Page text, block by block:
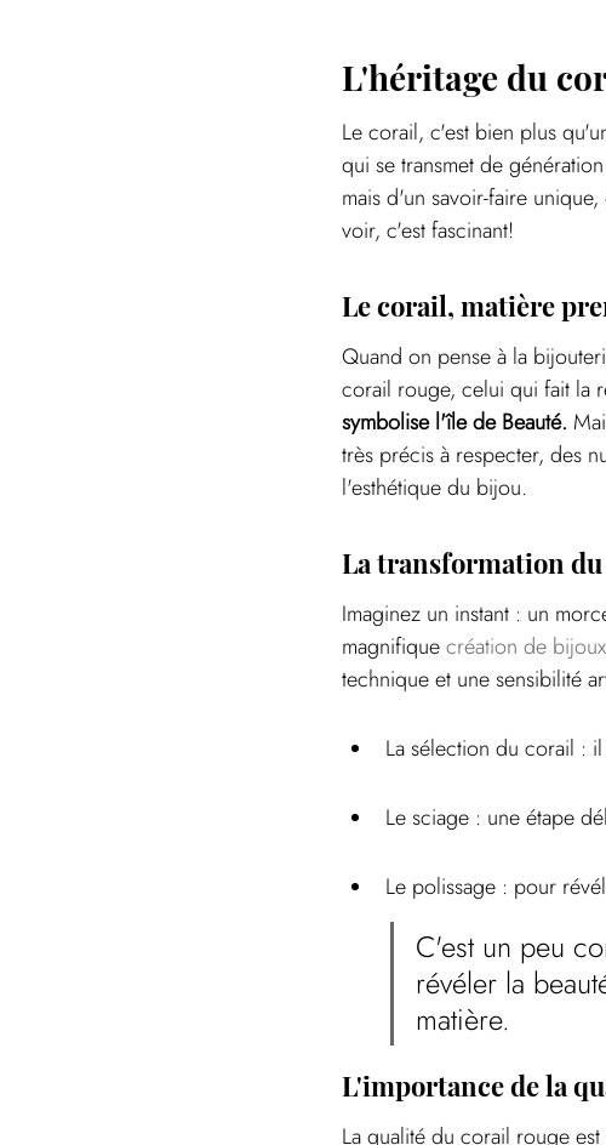
L'héritage du
Le corail, c'est bien plus
qui se transmet de
mais d'un savoir-faire
voir, c'est fascinant!
Le corail, matière
Quand on pense à la
corail rouge, celui qui fait la
symbolise l'île de Beauté.
très précis à respecter, des
l'esthétique du bijou.
La transformation
Imaginez un instant : un
magnifique création de bijoux
technique et une sensibilité
La sélection du corail :
Le sciage : une étape
Le polissage : pour
C'est un peu
révéler la
matière.
L'importance de la
La qualité du corail rouge